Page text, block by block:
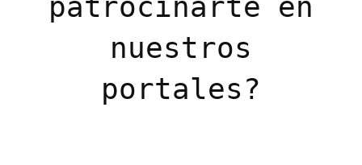
nuestros
portales?